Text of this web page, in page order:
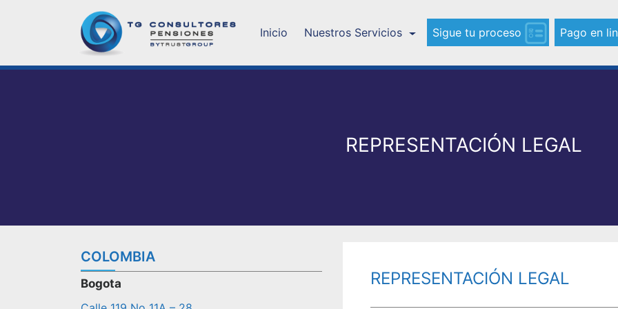
Inicio Nuestros Servicios Sigue tu proceso Pago en
REPRESENTACIÓN LEGAL
COLOMBIA
Bogota
REPRESENTACIÓN LEGAL